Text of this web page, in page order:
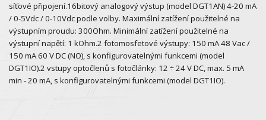
síťové připojení.16bitový analogový výstup (model DGT1AN) 4-20 mA
/ 0-5Vdc / 0-10Vdc podle volby. Maximální zatížení použitelné na
výstupním proudu: 300Ohm. Minimální zatížení použitelné na
výstupní napětí: 1 kOhm.2 fotomosfetové výstupy: 150 mA 48 Vac /
150 mA 60 V DC (NO), s konfigurovatelnými funkcemi (model
DGT1IO).2 vstupy optočlenů s fotočlánky: 12 ÷ 24 V DC, max. 5 mA
min - 20 mA, s konfigurovatelnými funkcemi (model DGT1IO).